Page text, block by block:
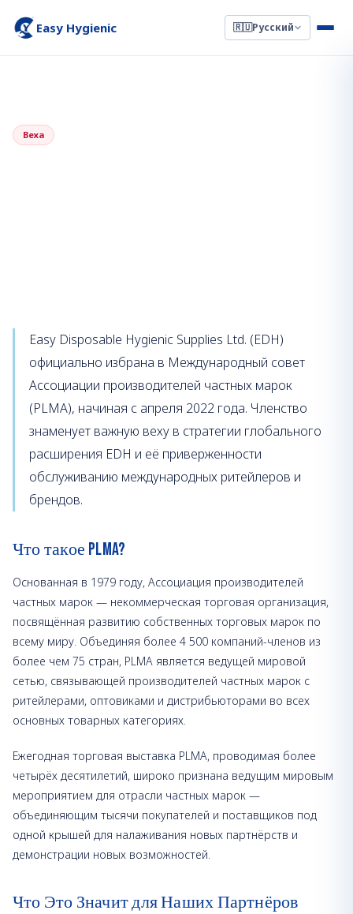
Easy Hygienic 🇷🇺Русский
Веха
Easy Disposable Hygienic Supplies Ltd. (EDH)
официально избрана в Международный совет
Ассоциации производителей частных марок
(PLMA), начиная с апреля 2022 года. Членство
знаменует важную веху в стратегии глобального
расширения EDH и её приверженности
обслуживанию международных ритейлеров и
брендов.
Что такое PLMA?
Основанная в 1979 году, Ассоциация производителей
частных марок — некоммерческая торговая организация,
посвящённая развитию собственных торговых марок по
всему миру. Объединяя более 4 500 компаний-членов из
более чем 75 стран, PLMA является ведущей мировой
сетью, связывающей производителей частных марок с
ритейлерами, оптовиками и дистрибьюторами во всех
основных товарных категориях.
Ежегодная торговая выставка PLMA, проводимая более
четырёх десятилетий, широко признана ведущим мировым
мероприятием для отрасли частных марок —
объединяющим тысячи покупателей и поставщиков под
одной крышей для налаживания новых партнёрств и
демонстрации новых возможностей.
Что Это Значит для Наших Партнёров